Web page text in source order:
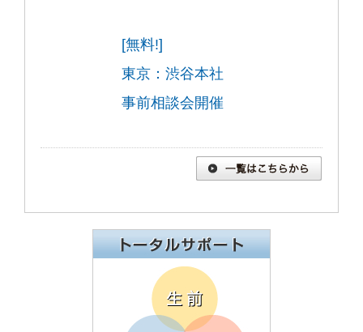
[無料!]
東京：渋谷本社
事前相談会開催